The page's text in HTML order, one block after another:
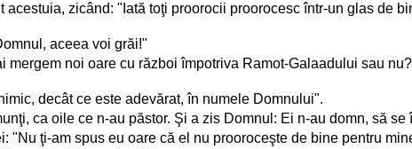
acestuia, zicând: "Iată toţi proorocii proorocesc într-un glas de
aceea voi grăi!"
noi oare cu război împotriva Ramot-Galaadului sau
decât ce este adevărat, în numele Domnului".
ca oile ce n-au păstor. Şi a zis Domnul: Ei n-au domn, să
"Nu ţi-am spus eu oare că el nu prooroceşte de bine pentru